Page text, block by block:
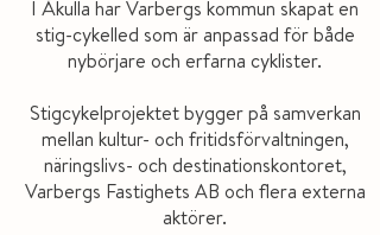
I Åkulla har Varbergs kommun skapat en
stig-cykelled som är anpassad för både
nybörjare och erfarna cyklister.
Stigcykelprojektet bygger på samverkan
mellan kultur- och fritidsförvaltningen,
näringslivs- och destinationskontoret​,
Varbergs Fastighets AB och flera externa
aktörer.